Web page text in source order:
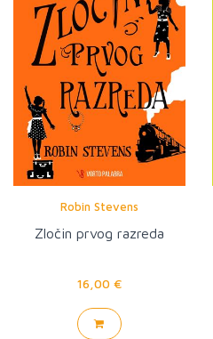
Robin Stevens
Zločin prvog razreda
16,00 €